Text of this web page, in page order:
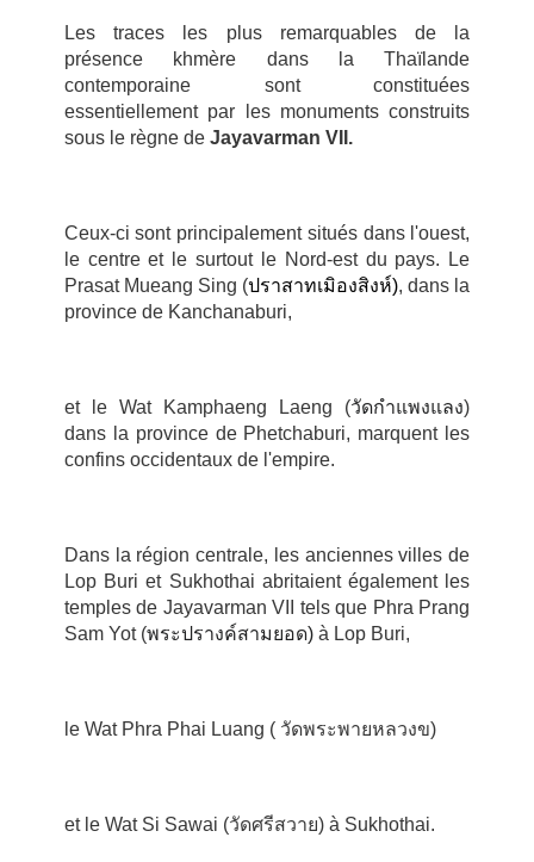
Les traces les plus remarquables de la
présence khmère dans la Thaïlande
contemporainesontconstituées
essentiellement par les monuments construits
sous le règne deJayavarman VII.
Ceux-ci sont principalement situés dans l'ouest,
le centre et le surtout le Nord-est du pays. Le
Prasat Mueang Sing (ปราสาทเมิองสิงห์), dans la
province de Kanchanaburi,
et le Wat Kamphaeng Laeng (วัดกำแพงแลง)
dans la province de Phetchaburi, marquent les
confins occidentaux de l'empire.
Dans la région centrale, les anciennes villes de
Lop Buri et Sukhothai abritaient également les
temples de Jayavarman VII tels que Phra Prang
Sam Yot (พระปรางค์สามยอด) à Lop Buri,
le Wat Phra Phai Luang ( วัดพระพายหลวงข)
et le Wat Si Sawai (วัดศรีสวาย) à Sukhothai.